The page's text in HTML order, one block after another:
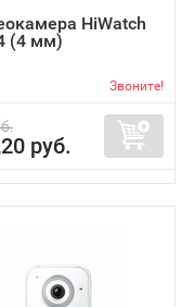
HiWatch
(4 мм)
Звоните!
руб.